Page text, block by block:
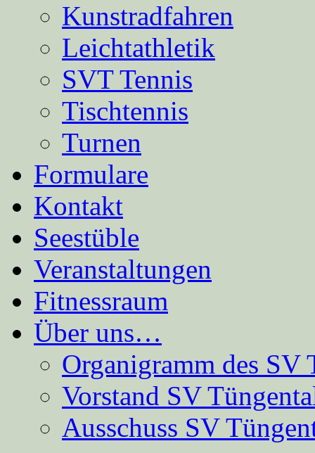
Kunstradfahren
Leichtathletik
SVT Tennis
Tischtennis
Turnen
Formulare
Kontakt
Seestüble
Veranstaltungen
Fitnessraum
Über uns…
Organigramm des SV
Vorstand SV
Ausschuss SV